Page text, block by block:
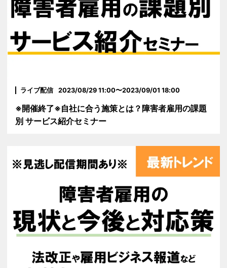
ライブ配信 2023/08/29 11:00〜2023/09/01 18:00
※開催終了※自社に合う施策とは？障害者雇用の課題
別 サービス紹介セミナー